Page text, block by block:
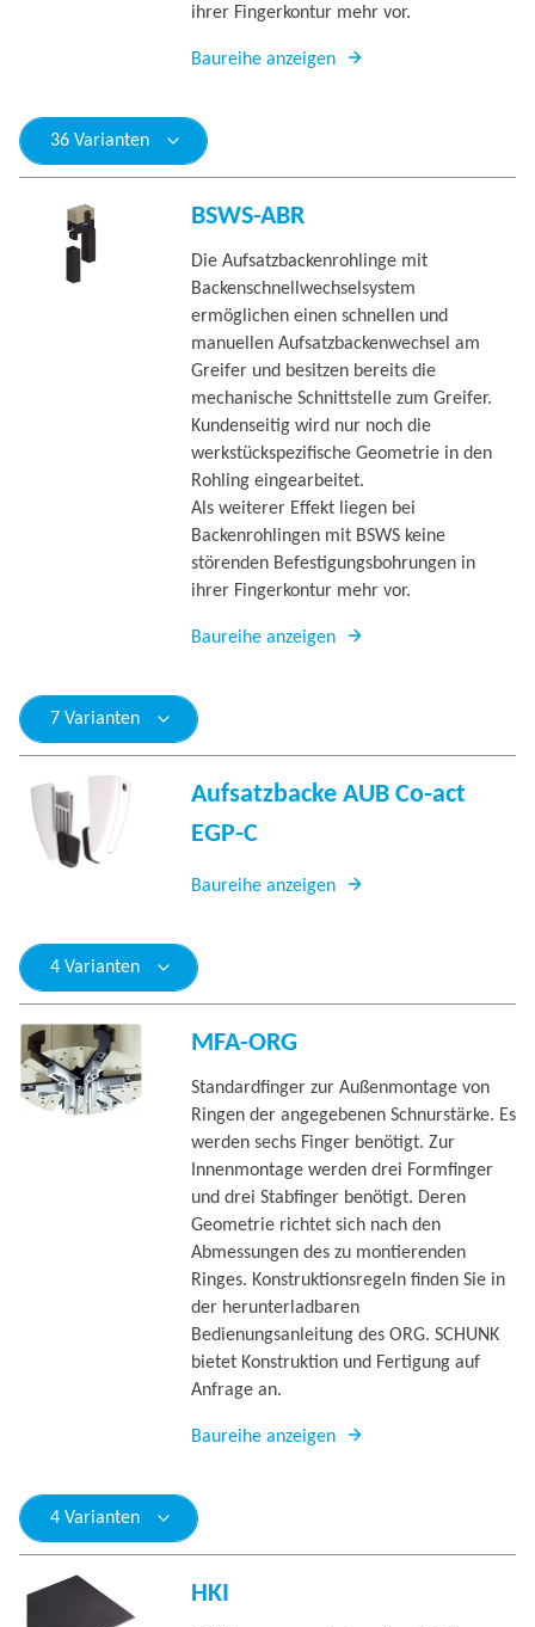
ihrer Fingerkontur mehr vor.
Baureihe anzeigen
36 Varianten
BSWS-ABR
Die Aufsatzbackenrohlinge mit
Backenschnellwechselsystem
ermöglichen einen schnellen und
manuellen Aufsatzbackenwechsel am
Greifer und besitzen bereits die
mechanische Schnittstelle zum Greifer.
Kundenseitig wird nur noch die
werkstückspezifische Geometrie in den
Rohling eingearbeitet.
Als weiterer Effekt liegen bei
Backenrohlingen mit BSWS keine
störenden Befestigungsbohrungen in
ihrer Fingerkontur mehr vor.
Baureihe anzeigen
7 Varianten
Aufsatzbacke AUB Co-act
EGP-C
Baureihe anzeigen
4 Varianten
MFA-ORG
Standardfinger zur Außenmontage von
Ringen der angegebenen Schnurstärke. Es
werden sechs Finger benötigt. Zur
Innenmontage werden drei Formfinger
und drei Stabfinger benötigt. Deren
Geometrie richtet sich nach den
Abmessungen des zu montierenden
Ringes. Konstruktionsregeln finden Sie in
der herunterladbaren
Bedienungsanleitung des ORG. SCHUNK
bietet Konstruktion und Fertigung auf
Anfrage an.
Baureihe anzeigen
4 Varianten
HKI